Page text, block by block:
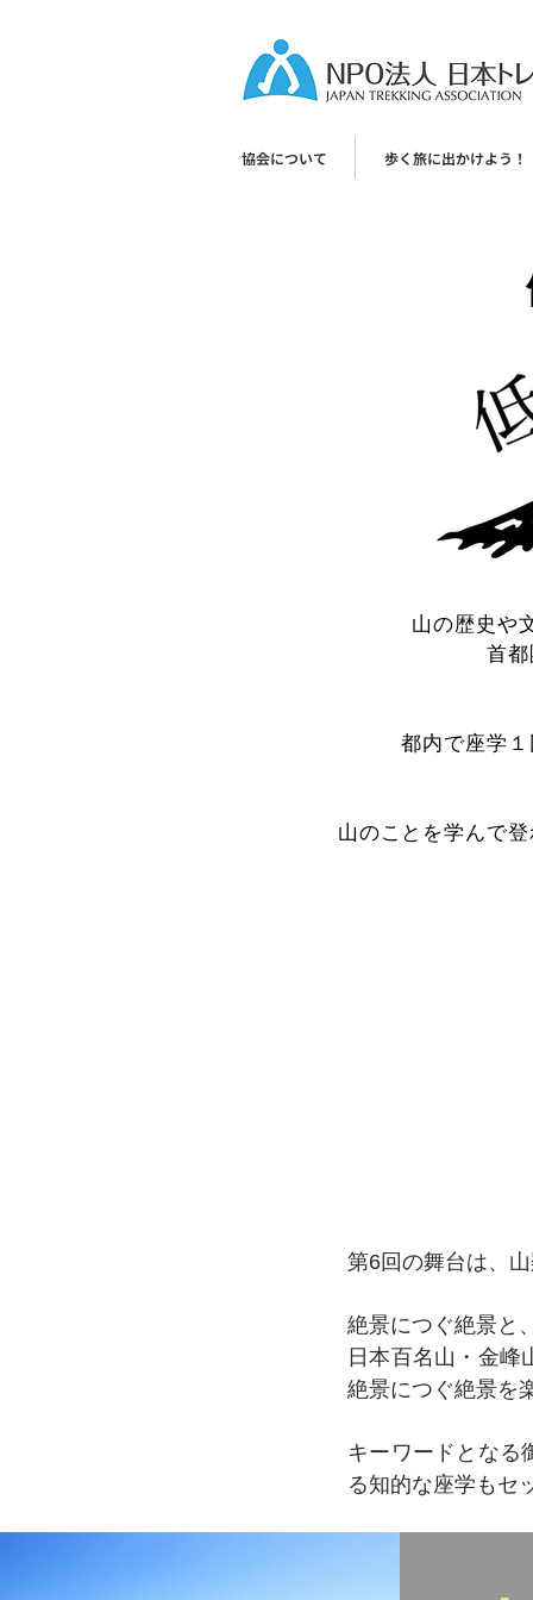
協会について 歩く旅に出かけよう！
山の歴史や
首
都内で座学
山のことを学んで
第6回の舞台は、
絶景につぐ絶景と
日本百名山・金峰
絶景につぐ絶景を
キーワードとなる
る知的な座学もセ